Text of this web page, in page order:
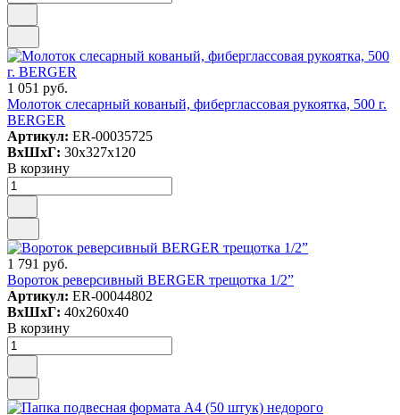
1 051 руб.
Молоток слесарный кованый, фиберглассовая рукоятка, 500 г.
BERGER
Артикул: ER-00035725
ВxШxГ: 30x327x120
В корзину
1 791 руб.
Вороток реверсивный BERGER трещотка 1/2”
Артикул: ER-00044802
ВxШxГ: 40x260x40
В корзину